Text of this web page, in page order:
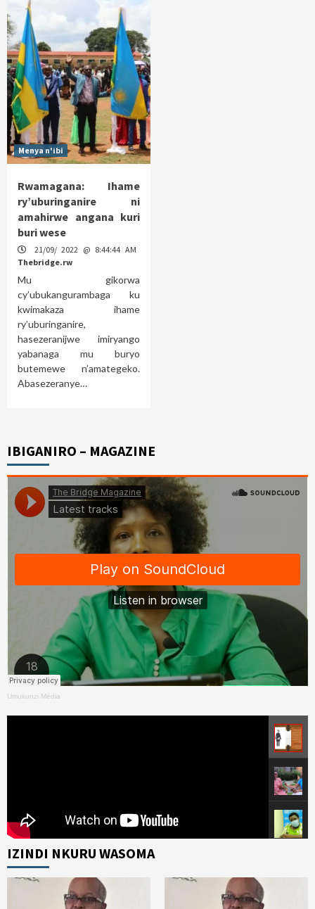
Menya n'ibi
Rwamagana: Ihame
ry’uburinganire ni
amahirwe angana kuri
buri wese
21/09/ 2022 @ 8:44:44 AM
Thebridge.rw
Mu gikorwa
cy’ubukangurambaga ku
kwimakaza ihame
ry’uburinganire,
hasezeranijwe imiryango
yabanaga mu buryo
butemewe n’amategeko.
Abasezeranye…
IBIGANIRO – MAGAZINE
Umukunzi Média
IZINDI NKURU WASOMA